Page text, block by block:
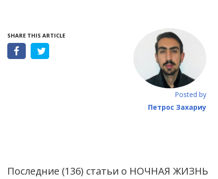
SHARE THIS ARTICLE
Posted by
Петрос Захариу
Последние (136) статьи о НОЧНАЯ ЖИЗНЬ